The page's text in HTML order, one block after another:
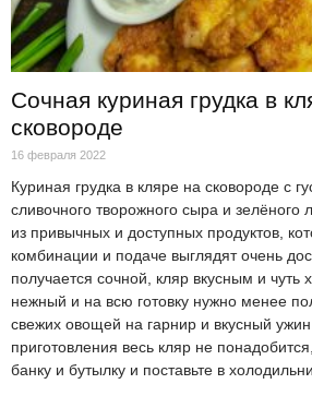
Сочная куриная грудка в
сковороде
16 февраля 2022
Куриная грудка в кляре на сковороде с
сливочного творожного сыра и
из привычных и доступных продуктов,
комбинации и подаче выглядят очень
получается сочной, кляр вкусным и чуть
нежный и на всю готовку нужно менее
свежих овощей на гарнир и вкусный
приготовления весь кляр не
банку и бутылку и поставьте в